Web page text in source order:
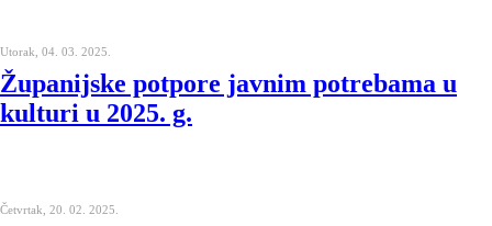
Utorak, 04. 03. 2025.
Županijske potpore javnim potrebama u
kulturi u 2025. g.
Četvrtak, 20. 02. 2025.